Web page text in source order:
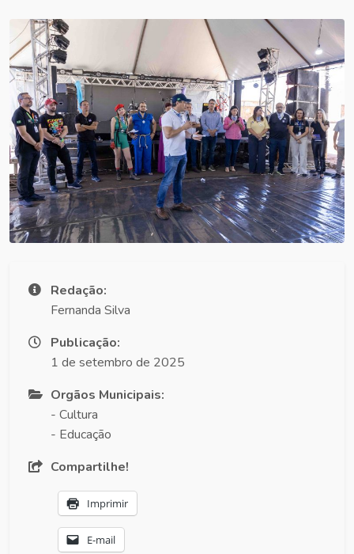
Redação:
Fernanda Silva
Publicação:
1 de setembro de 2025
Orgãos Municipais:
- Cultura
- Educação
Compartilhe!
Imprimir
E-mail